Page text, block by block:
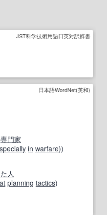
JST科学技術用語日英対訳辞書
日本語WordNet(英和)
専門家
in warfare))
人
at planning tactics)